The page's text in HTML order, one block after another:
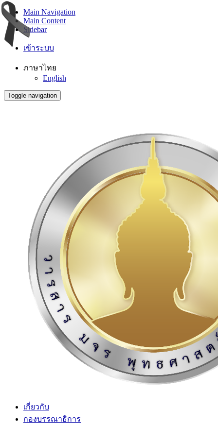
Main Navigation
Main Content
Sidebar
เข้าระบบ
ภาษาไทย
English
Toggle navigation
เกี่ยวกับ
กองบรรณาธิการ